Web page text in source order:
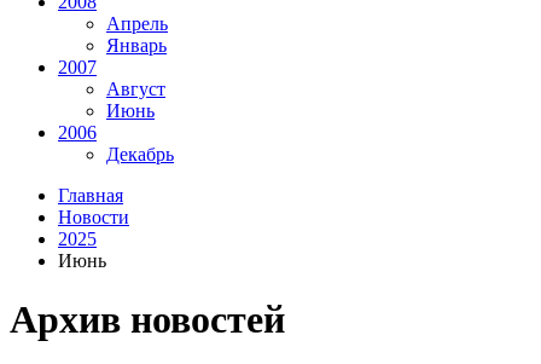
Апрель
Январь
2007
Август
Июнь
2006
Декабрь
Главная
Новости
2025
Июнь
Архив новостей